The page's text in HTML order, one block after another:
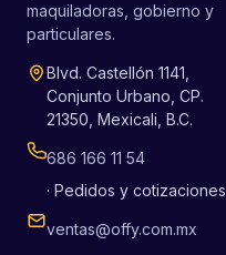
maquiladoras, gobierno y
particulares.
Blvd. Castellón 1141,
Conjunto Urbano, CP.
21350, Mexicali, B.C.
686 166 11 54
· Pedidos y cotizaciones
ventas@offy.com.mx